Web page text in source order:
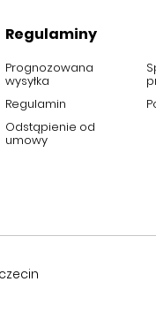
Regulaminy
Prognozowana
wysyłka
Regulamin
Odstąpienie od
umowy